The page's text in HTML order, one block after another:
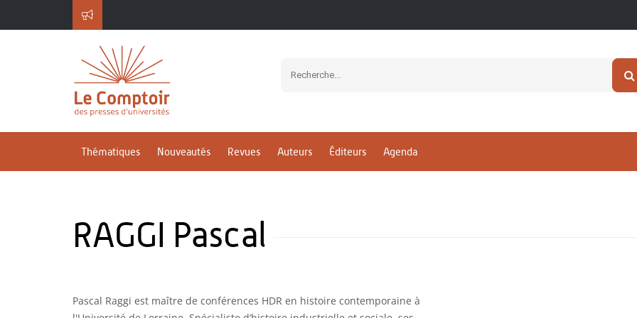
Thématiques Nouveautés Revues Auteurs Éditeurs Agenda
RAGGI Pascal
Pascal Raggi est maître de conférences HDR en histoire contemporaine à